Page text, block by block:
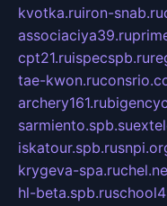
kvotka.ruiron-snab.ru
associaciya39.ru
cpt21.ruispecspb.ru
tae-kwon.ru
archery161.ru
sarmiento.spb.su
iskatour.spb.ru
krygeva-spa.ru
hl-beta.spb.ru